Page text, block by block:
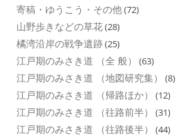
寄稿・ゆうこう・その他(72)
山野歩きなどの草花(28)
橘湾沿岸の戦争遺跡(25)
江戸期のみさき道 （全 般） (63)
江戸期のみさき道 （地図研究集） (8)
江戸期のみさき道 （帰路ほか） (12)
江戸期のみさき道 （往路前半） (31)
江戸期のみさき道 （往路後半） (44)